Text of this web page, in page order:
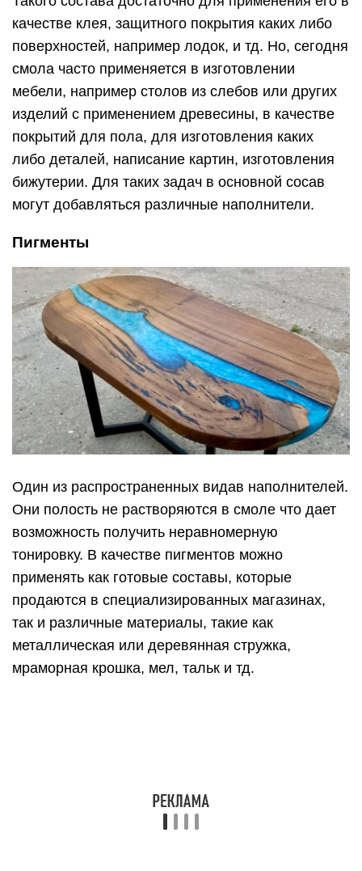
качестве клея, защитного покрытия каких либо
поверхностей, например лодок, и тд. Но, сегодня
смола часто применяется в изготовлении
мебели, например столов из слебов или других
изделий с применением древесины, в качестве
покрытий для пола, для изготовления каких
либо деталей, написание картин, изготовления
бижутерии. Для таких задач в основной сосав
могут добавляться различные наполнители.
Пигменты
Один из распространенных видав наполнителей.
Они полость не растворяются в смоле что дает
возможность получить неравномерную
тонировку. В качестве пигментов можно
применять как готовые составы, которые
продаются в специализированных магазинах,
так и различные материалы, такие как
металлическая или деревянная стружка,
мраморная крошка, мел, тальк и тд.
смолы требуется, от 50 грамм.